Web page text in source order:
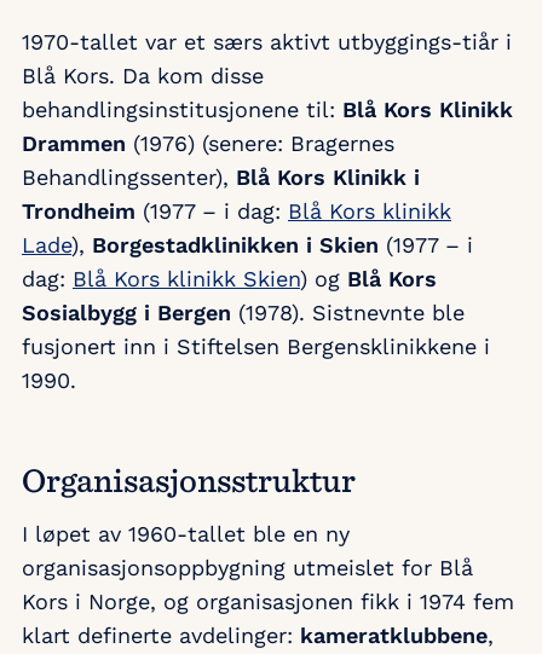
1970-tallet var et særs aktivt utbyggings-tiår i
Blå Kors. Da kom disse
behandlingsinstitusjonene til: Blå Kors Klinikk
Drammen (1976) (senere: Bragernes
Behandlingssenter), Blå Kors Klinikk i
Trondheim (1977 – i dag: Blå Kors klinikk
Lade), Borgestadklinikken i Skien (1977 – i
dag: Blå Kors klinikk Skien) og Blå Kors
Sosialbygg i Bergen (1978). Sistnevnte ble
fusjonert inn i Stiftelsen Bergensklinikkene i
1990.
Organisasjonsstruktur
I løpet av 1960-tallet ble en ny
organisasjonsoppbygning utmeislet for Blå
Kors i Norge, og organisasjonen fikk i 1974 fem
klart definerte avdelinger: kameratklubbene,